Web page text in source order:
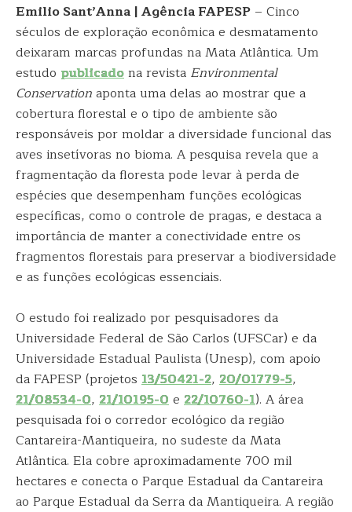
Emilio Sant’Anna | Agência FAPESP – Cinco
séculos de exploração econômica e desmatamento
deixaram marcas profundas na Mata Atlântica. Um
estudo publicadona revista Environmental
Conservationaponta uma delas ao mostrar que a
cobertura florestal e o tipo de ambiente são
responsáveis por moldar a diversidade funcional das
aves insetívoras no bioma. A pesquisa revela que a
fragmentação da floresta pode levar à perda de
espécies que desempenham funções ecológicas
específicas, como o controle de pragas, e destaca a
importância de manter a conectividade entre os
fragmentos florestais para preservar a biodiversidade
e as funções ecológicas essenciais.
O estudo foi realizado por pesquisadores da
Universidade Federal de São Carlos (UFSCar) e da
Universidade Estadual Paulista (Unesp), com apoio
da FAPESP (projetos 13/50421-2, 20/01779-5,
21/08534-0, 21/10195-0e 22/10760-1). A área
pesquisada foi o corredor ecológico da região
Cantareira-Mantiqueira, no sudeste da Mata
Atlântica. Ela cobre aproximadamente 700 mil
hectares e conecta o Parque Estadual da Cantareira
ao Parque Estadual da Serra da Mantiqueira. A região